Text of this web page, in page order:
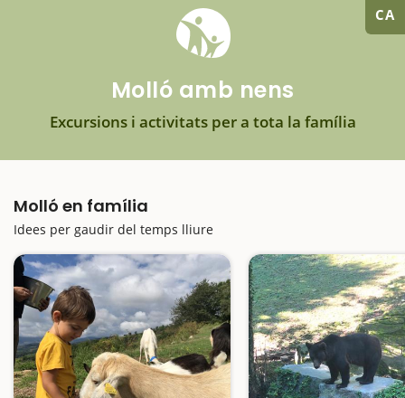
CA
Molló amb nens
Excursions i activitats per a tota la família
Molló en família
Idees per gaudir del temps lliure